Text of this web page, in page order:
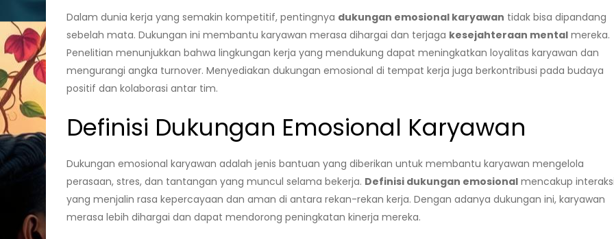
Dalam dunia kerja yang semakin kompetitif, pentingnya dukungan emosional karyawan tidak bisa dipandang
sebelah mata. Dukungan ini membantu karyawan merasa dihargai dan terjaga kesejahteraan mental mereka.
Penelitian menunjukkan bahwa lingkungan kerja yang mendukung dapat meningkatkan loyalitas karyawan dan
mengurangi angka turnover. Menyediakan dukungan emosional di tempat kerja juga berkontribusi pada budaya
positif dan kolaborasi antar tim.
Definisi Dukungan Emosional Karyawan
Dukungan emosional karyawan adalah jenis bantuan yang diberikan untuk membantu karyawan mengelola
perasaan, stres, dan tantangan yang muncul selama bekerja. Definisi dukungan emosional mencakup
yang menjalin rasa kepercayaan dan aman di antara rekan-rekan kerja. Dengan adanya dukungan ini, karyawan
merasa lebih dihargai dan dapat mendorong peningkatan kinerja mereka.